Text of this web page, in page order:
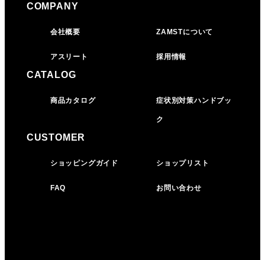
COMPANY
会社概要 ZAMSTについて
アスリート 採用情報
CATALOG
商品カタログ 症状別対策ハンドブッ
ク
CUSTOMER
ショッピングガイド ショップリスト
FAQ お問い合わせ